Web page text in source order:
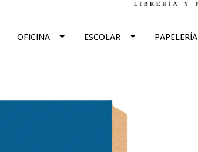
OFICINA ESCOLAR PAPELERÍA